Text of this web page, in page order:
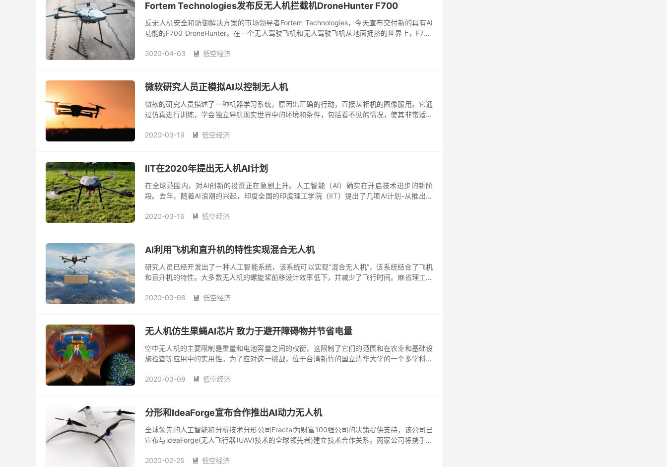
Fortem Technologies发布反无人机拦截机DroneHunter F700
反无人机安全和防御解决方案的市场领导者Fortem Technologies，今天宣布交付新的具有AI
功能的F700 DroneHunter。在一个无人驾驶飞机和无人驾驶飞机从地面拥挤的世界上，F700
2020-04-03
 低空经济
微软研究人员正模拟AI以控制无人机
微软的研究人员描述了一种机器学习系统，原因出正确的行动，直接从相机的图像服用。它通
过仿真进行训练，学会独立导航现实世界中的环境和条件，包括看不见的情况，使其非常适合
2020-03-19
 低空经济
IIT在2020年提出无人机AI计划
在全球范围内，对AI创新的投资正在急剧上升。人工智能（AI）确实在开启技术进步的新阶
段。去年，随着AI浪潮的兴起，印度全国的印度理工学院（IIT）提出了几项AI计划-从推出课
2020-03-16
 低空经济
AI利用飞机和直升机的特性实现混合无人机
研究人员已经开发出了一种人工智能系统，该系统可以实现“混合无人机”，该系统结合了飞机
和直升机的特性。大多数无人机的螺旋桨前移设计效率低下，并减少了飞行时间。麻省理工学
2020-03-08
 低空经济
无人机仿生果蝇AI芯片 致力于避开障碍物并节省电量
空中无人机的主要限制是重量和电池容量之间的权衡，这限制了它们的范围和在农业和基础设
施检查等应用中的实用性。为了应对这一挑战，位于台湾新竹的国立清华大学的一个多学科团
2020-03-08
 低空经济
分形和IdeaForge宣布合作推出AI动力无人机
全球领先的人工智能和分析技术分形公司Fractal为财富100强公司的决策提供支持，该公司已
宣布与ideaForge(无人飞行器(UAV)技术的全球领先者)建立技术合作关系。两家公司将携手提
2020-02-25
 低空经济